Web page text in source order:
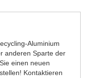
Aluminium
anderen Sparte der
einen neuen
Kontaktieren